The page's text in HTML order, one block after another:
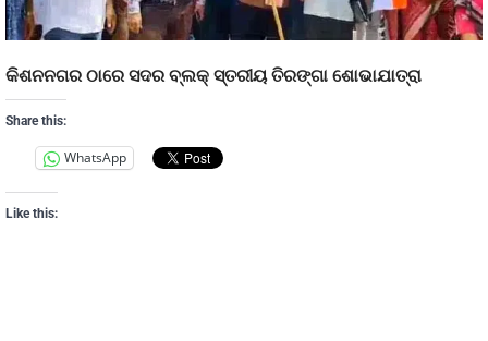
କିଶନନଗର ଠାରେ ସଦର ବ୍ଲକ୍ ସ୍ତରୀୟ ତିରଙ୍ଗା ଶୋଭାଯାତ୍ରା
Share this:
WhatsApp
Like this: